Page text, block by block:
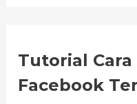
Tutorial
Facebook